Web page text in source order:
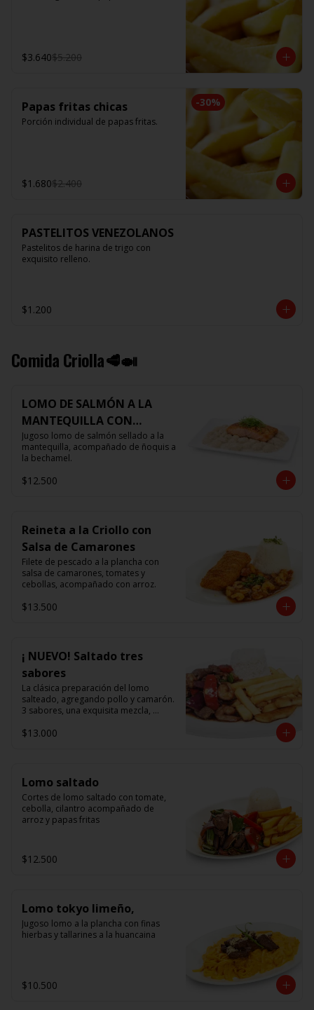
$3.640$5.200
-30%
Papas fritas chicas
Porción individual de papas fritas.
$1.680$2.400
PASTELITOS VENEZOLANOS
Pastelitos de harina de trigo con
exquisito relleno.
$1.200
Comida Criolla🥩🍛
LOMO DE SALMÓN A LA
MANTEQUILLA CON
ÑOQUIS 🧈
Jugoso lomo de salmón sellado a la
mantequilla, acompañado de ñoquis a
la bechamel.
$12.500
Reineta a la Criollo con
Salsa de Camarones
Filete de pescado a la plancha con
salsa de camarones, tomates y
cebollas, acompañado con arroz.
$13.500
¡ NUEVO! Saltado tres
sabores
La clásica preparación del lomo
salteado, agregando pollo y camarón.
3 sabores, una exquisita mezcla,
$13.000
Lomo saltado
Cortes de lomo saltado con tomate,
cebolla, cilantro acompañado de
arroz y papas fritas
$12.500
Lomo tokyo limeño,
Jugoso lomo a la plancha con finas
hierbas y tallarines a la huancaina
$10.500